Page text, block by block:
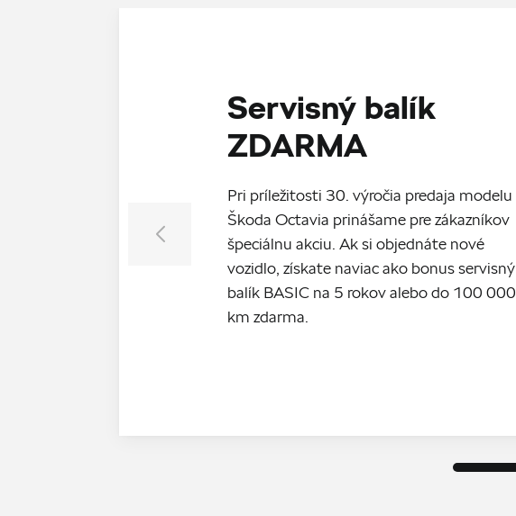
Servisný balík
ZDARMA
Pri príležitosti 30. výročia predaja modelu
Škoda Octavia prinášame pre zákazníkov
špeciálnu akciu. Ak si objednáte nové
vozidlo, získate naviac ako bonus servisný
balík BASIC na 5 rokov alebo do 100 000
km zdarma.